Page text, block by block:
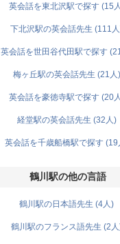
英会話を東北沢駅で探す (15
下北沢駅の英会話先生 (111
英会話を世田谷代田駅で探す
梅ヶ丘駅の英会話先生 (21人)
英会話を豪徳寺駅で探す (20
経堂駅の英会話先生 (32人)
英会話を千歳船橋駅で探す (19
鶴川駅の他の言語
鶴川駅の日本語先生 (4人)
鶴川駅のフランス語先生 (2